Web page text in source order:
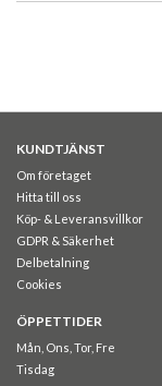
KUNDTJÄNST
Om företaget
Hitta till oss
Köp- & Leveransvillkor
GDPR & Säkerhet
Delbetalning
Cookies
ÖPPETTIDER
Mån, Ons, Tor, Fre
Tisdag